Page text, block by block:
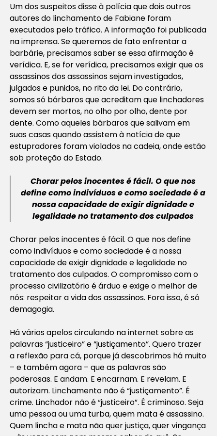
Um dos suspeitos disse à polícia que dois outros
autores do linchamento de Fabiane foram
executados pelo tráfico. A informação foi publicada
na imprensa. Se queremos de fato enfrentar a
barbárie, precisamos saber se essa afirmação é
verídica. E, se for verídica, precisamos exigir que os
assassinos dos assassinos sejam investigados,
julgados e punidos, no rito da lei. Do contrário,
somos só bárbaros que acreditam que linchadores
devem ser mortos, no olho por olho, dente por
dente. Como aqueles bárbaros que salivam em
suas casas quando assistem à notícia de que
estupradores foram violados na cadeia, onde estão
sob proteção do Estado.
Chorar pelos inocentes é fácil. O que nos
define como indivíduos e como sociedade é a
nossa capacidade de exigirdignidade e
legalidade no tratamento dos culpados
Chorar pelos inocentes é fácil. O que nos define
como indivíduos e como sociedade é a nossa
capacidade de exigir dignidade e legalidade no
tratamento dos culpados. O compromisso com o
processo civilizatório é árduo e exige o melhor de
nós: respeitar a vida dos assassinos. Fora isso, é só
demagogia.
Há vários apelos circulando na internet sobre as
palavras “justiceiro” e “justiçamento”. Quero trazer
a reflexão para cá, porque já descobrimos há muito
– e também agora – que as palavras são
poderosas. E andam. E encarnam. E revelam. E
autorizam. Linchamento não é “justiçamento”. É
crime. Linchador não é “justiceiro”. É criminoso. Seja
uma pessoa ou uma turba, quem mata é assassino.
Quem lincha e mata não quer justiça, quer vingança